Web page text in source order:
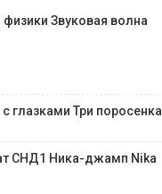
Звуковая волна
глазками Три поросенка
СНД1 Ника-джамп Nika